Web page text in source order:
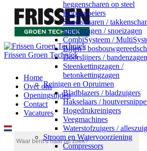
Frissen Groen Techniek
Home
Over ons
Openingstijden
Contact
Vacatures
heggenscharen op steel
Hoogsnoeiers
Snoeischaren /
takkenzagen / snoeizagen
CombiSysteem /
Bijlen /
Doorslijpers / bandenzagen
Steenkettingzagen /
betonkettingzagen
Reinigen en Opruimen
Bladblazers / bladzuigers
Hakselaars /
Hogedrukreinigers
Veegmachines
Waterstofzuigers /
Stroom en Watervoorziening
Compressors